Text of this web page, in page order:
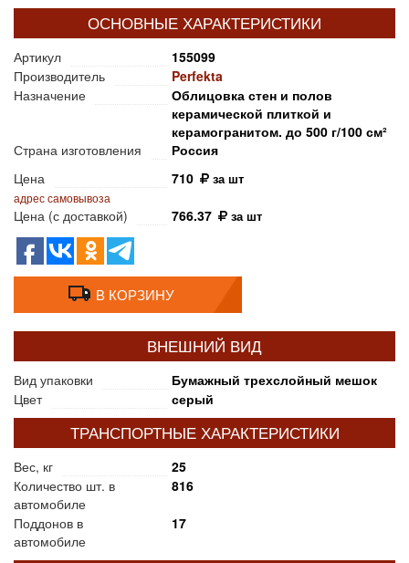
ОСНОВНЫЕ ХАРАКТЕРИСТИКИ
Артикул
155099
Производитель
Perfekta
Назначение
Облицовка стен и полов
керамической плиткой и
керамогранитом. до 500 г/100 см²
Страна изготовления
Россия
Цена
710 за шт
адрес самовывоза
Цена (с доставкой) 766.37 за шт
В КОРЗИНУ
ВНЕШНИЙ ВИД
Вид упаковки
Бумажный трехслойный мешок
Цвет
серый
ТРАНСПОРТНЫЕ ХАРАКТЕРИСТИКИ
Вес, кг
25
Количество шт. в
автомобиле
816
Поддонов в
автомобиле
17